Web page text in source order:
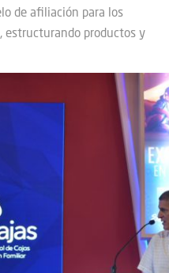
de afiliación para los
estructurando productos y